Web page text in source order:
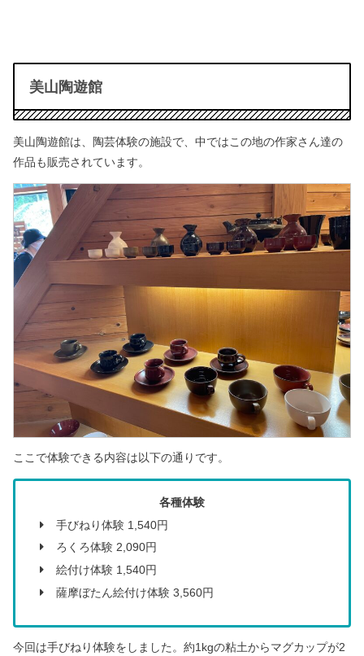
美山陶遊館
美山陶遊館は、陶芸体験の施設で、中ではこの地の作家さん達の
作品も販売されています。
ここで体験できる内容は以下の通りです。
各種体験
手びねり体験 1,540円
ろくろ体験 2,090円
絵付け体験 1,540円
薩摩ぼたん絵付け体験 3,560円
今回は手びねり体験をしました。 約1kgの粘土からマグカップが2